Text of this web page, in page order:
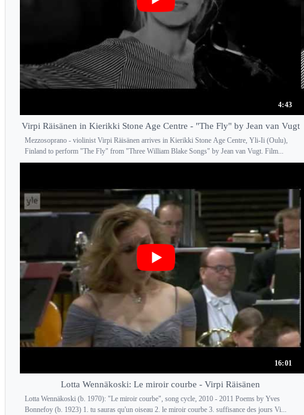
4:43
Virpi Räisänen in Kierikki Stone Age Centre - "The Fly" by Jean van Vugt
Mezzosoprano - violinist Virpi Räisänen arrives in Kierikki Stone Age Centre, Yli-Ii (Oulu),
Finland to perform "The Fly" from "Three William Blake Songs" by Jean van Vugt. Film...
16:01
Lotta Wennäkoski: Le miroir courbe - Virpi Räisänen
Lotta Wennäkoski (b. 1970): "Le miroir courbe", song cycle, 2010 - 2011 Poems by Yves
Bonnefoy (b. 1923) 1. tu sauras qu'un oiseau 2. le miroir courbe 3. suffisance des jours Vi...